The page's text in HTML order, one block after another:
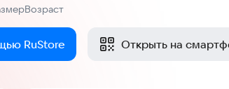
Возраст
RuStore Открыть на